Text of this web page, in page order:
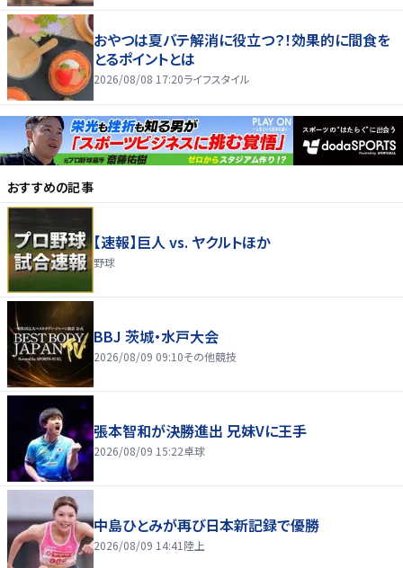
おやつは夏バテ解消に役立つ？！効果的に間食を
とるポイントとは
2026/08/08 17:20ライフスタイル
おすすめの記事
【速報】巨人 vs. ヤクルトほか
野球
BBJ 茨城・水戸大会
2026/08/09 09:10その他競技
張本智和が決勝進出 兄妹Vに王手
2026/08/09 15:22卓球
中島ひとみが再び日本新記録で優勝
2026/08/09 14:41 陸上